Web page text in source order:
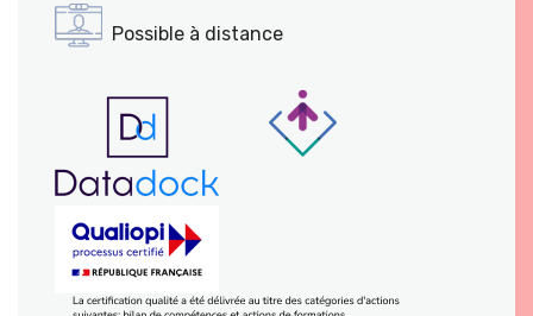
Possible à distance